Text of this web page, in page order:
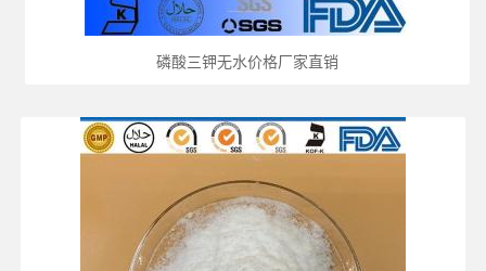
磷酸三钾无水价格厂家直销